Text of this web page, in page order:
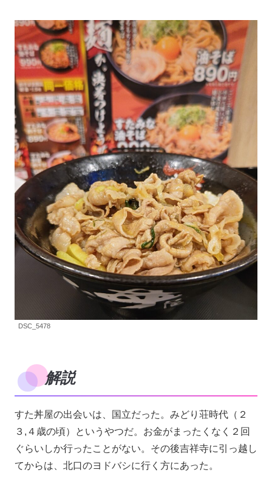
DSC_5478
解説
すた丼屋の出会いは、国立だった。みどり荘時代（２
３,４歳の頃）というやつだ。お金がまったくなく２回
ぐらいしか行ったことがない。その後吉祥寺に引っ越し
てからは、北口のヨドバシに行く方にあった。